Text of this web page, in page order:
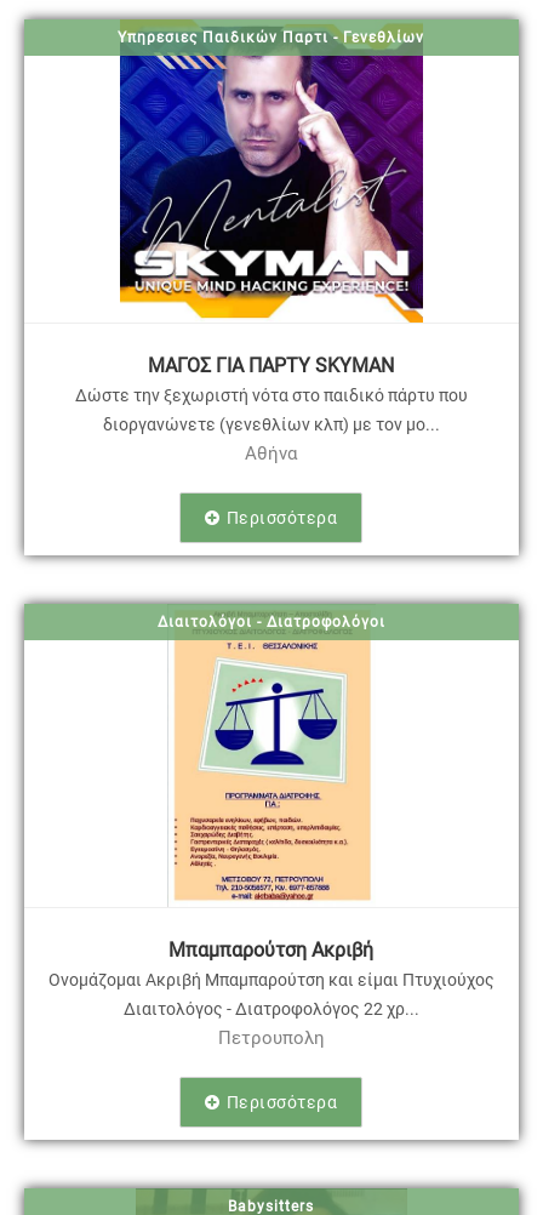
Υπηρεσιες Παιδικών Παρτι - Γενεθλίων
ΜΑΓΟΣ ΓΙΑ ΠΑΡΤΥ SΚΥΜΑΝ
Δώστε την ξεχωριστή νότα στο παιδικό πάρτυ που
διοργανώνετε (γενεθλίων κλπ) με τον μο...
Αθήνα
Περισσότερα
Διαιτολόγοι - Διατροφολόγοι
Μπαμπαρούτση Ακριβή
Ονομάζομαι Ακριβή Μπαμπαρούτση και είμαι Πτυχιούχος
Διαιτολόγος - Διατροφολόγος 22 χρ...
Πετρουπολη
Περισσότερα
Babysitters